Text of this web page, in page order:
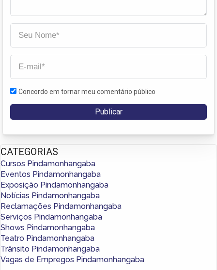
Concordo em tornar meu comentário público
CATEGORIAS
Cursos Pindamonhangaba
Eventos Pindamonhangaba
Exposição Pindamonhangaba
Notícias Pindamonhangaba
Reclamações Pindamonhangaba
Serviços Pindamonhangaba
Shows Pindamonhangaba
Teatro Pindamonhangaba
Trânsito Pindamonhangaba
Vagas de Empregos Pindamonhangaba